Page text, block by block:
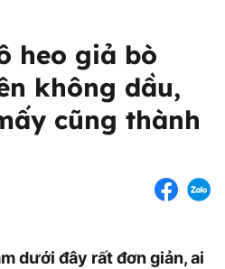
heo giả bò
không dầu,
cũng thành
dưới đây rất đơn giản, ai